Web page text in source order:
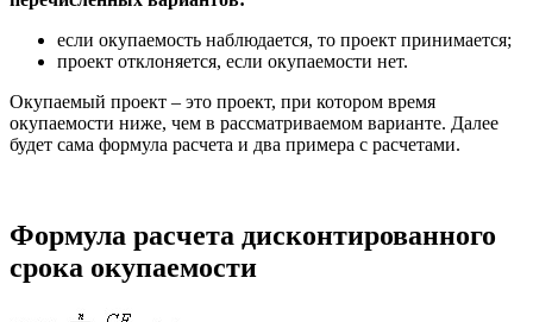
если окупаемость наблюдается, то проект принимается;
проект отклоняется, если окупаемости нет.
Окупаемый проект – это проект, при котором время
окупаемости ниже, чем в рассматриваемом варианте. Далее
будет сама формула расчета и два примера с расчетами.
Формула расчета дисконтированного
срока окупаемости